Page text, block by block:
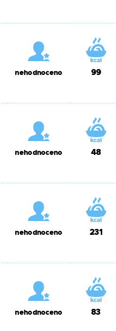
nehodnoceno 99
nehodnoceno 48
nehodnoceno 231
nehodnoceno 83